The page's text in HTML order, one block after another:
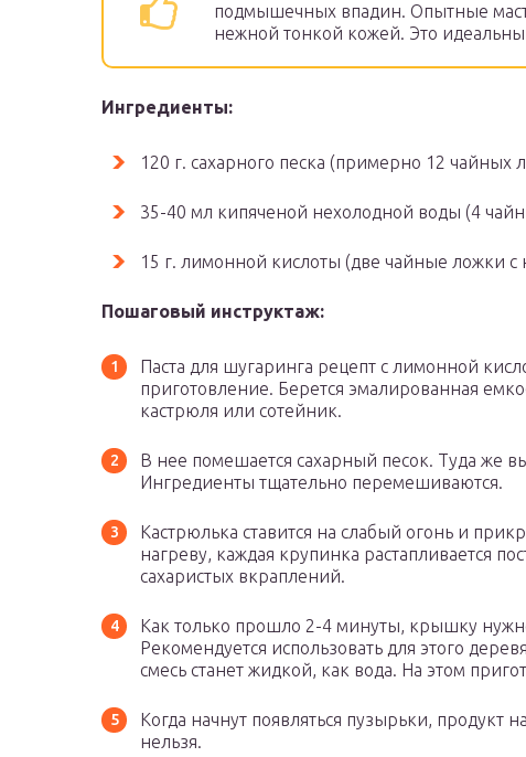
подмышечных впадин. Опытные
нежной тонкой кожей. Это
Ингредиенты:
120 г. сахарного песка (примерно 12 чайных
35-40 мл кипяченой нехолодной воды (4
15 г. лимонной кислоты (две чайные ложки с
Пошаговый инструктаж:
Паста для шугаринга рецепт с лимонной
приготовление. Берется эмалированная
кастрюля или сотейник.
В нее помешается сахарный песок. Туда же
Ингредиенты тщательно перемешиваются.
Кастрюлька ставится на слабый огонь и
нагреву, каждая крупинка растапливается
сахаристых вкраплений.
Как только прошло 2-4 минуты, крышку
Рекомендуется использовать для этого
смесь станет жидкой, как вода. На этом
Когда начнут появляться пузырьки,
нельзя.